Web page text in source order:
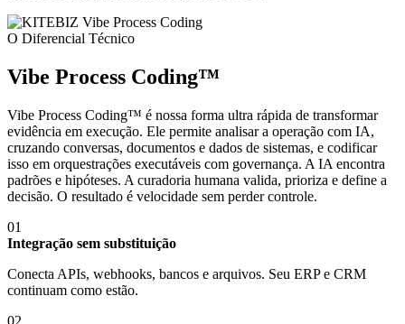
O Diferencial Técnico
Vibe Process Coding™
Vibe Process Coding™ é nossa forma ultra rápida de transformar
evidência em execução. Ele permite analisar a operação com IA,
cruzando conversas, documentos e dados de sistemas, e codificar
isso em orquestrações executáveis com governança. A IA encontra
padrões e hipóteses. A curadoria humana valida, prioriza e define a
decisão. O resultado é velocidade sem perder controle.
01
Integração sem substituição
Conecta APIs, webhooks, bancos e arquivos. Seu ERP e CRM
continuam como estão.
02